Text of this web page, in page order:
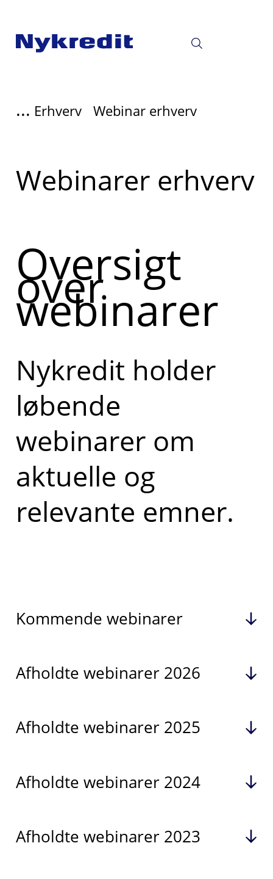
... Erhverv Webinar erhverv
Læs
mere
Webinarer erhverv
Oversigt
over
webinarer
Nykredit holder
løbende
webinarer om
aktuelle og
relevante emner.
Kommende webinarer
Afholdte webinarer 2026
Afholdte webinarer 2025
Afholdte webinarer 2024
Afholdte webinarer 2023